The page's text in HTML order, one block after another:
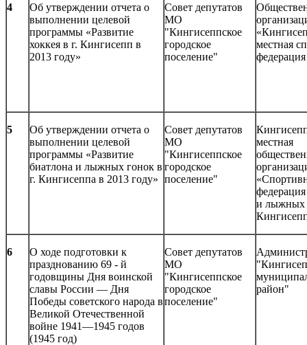
4
Об утверждении отчета о
выполнении целевой
программы «Развитие
хоккея в г. Кингисепп в
2013 году»
Совет депутатов
МО
"Кингисеппское
городское
поселение"
местная
5
Об утверждении отчета о
выполнении целевой
программы «Развитие
биатлона и лыжных гонок в
г. Кингисеппа в 2013 году»
Совет депутатов
МО
"Кингисеппское
городское
поселение"
местная
и лыжных
6
О ходе подготовки к
празднованию 69 - й
годовщины Дня воинской
славы России — Дня
Победы советского народа в
Великой Отечественной
войне 1941—1945 годов
(1945 год)
Совет депутатов
МО
"Кингисеппское
городское
поселение"
район"